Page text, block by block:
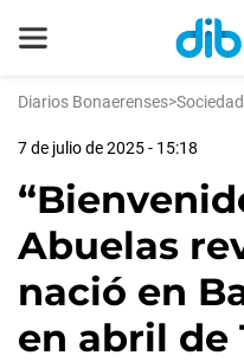
Diarios Bonaerenses>Sociedad
7 de julio de 2025 - 15:18
Abuelas
nació en
en abril de